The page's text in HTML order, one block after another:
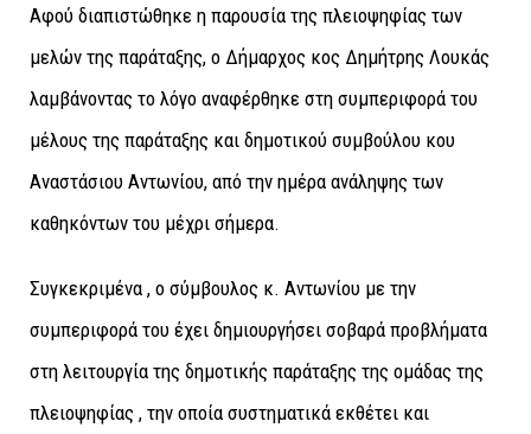
Αφού διαπιστώθηκε η παρουσία της πλειοψηφίας των
μελών της παράταξης, ο Δήμαρχος κος Δημήτρης Λουκάς
λαμβάνοντας το λόγο αναφέρθηκε στη συμπεριφορά του
μέλους της παράταξης και δημοτικού συμβούλου κου
Αναστάσιου Αντωνίου, από την ημέρα ανάληψης των
καθηκόντων του μέχρι σήμερα.
Συγκεκριμένα , ο σύμβουλος κ. Αντωνίου με την
συμπεριφορά του έχει δημιουργήσει σοβαρά προβλήματα
στη λειτουργία της δημοτικής παράταξης της ομάδας της
πλειοψηφίας , την οποία συστηματικά εκθέτει και